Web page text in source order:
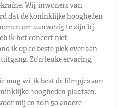
Wij, inwoners van
dat de koninklijke hoogheden
om aanwezig te zijn bij
ik het concert niet
ik op de beste plek ever aan
Zo’n leuke ervaring,
mag wil ik best de filmpjes van
hoogheden plaatsen.
mij en zo’n 50 andere